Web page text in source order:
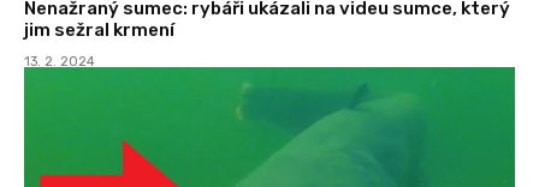
Nenažraný sumec: rybáři ukázali na videu sumce, který
jim sežral krmení
13. 2. 2024